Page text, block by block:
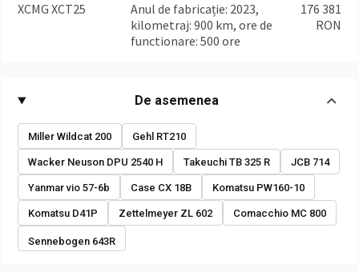
XCMG XCT25
anul de fabricație: 2023,
kilometraj: 900 km, ore de
functionare: 500 ore
176 381
RON
De asemenea
Miller Wildcat 200 Gehl RT210
Wacker Neuson DPU 2540 H Takeuchi TB 325 R JCB 714
Yanmar vio 57-6b Case CX 18B Komatsu PW160-10
Komatsu D41P Zettelmeyer ZL 602 Comacchio MC 800
Sennebogen 643R